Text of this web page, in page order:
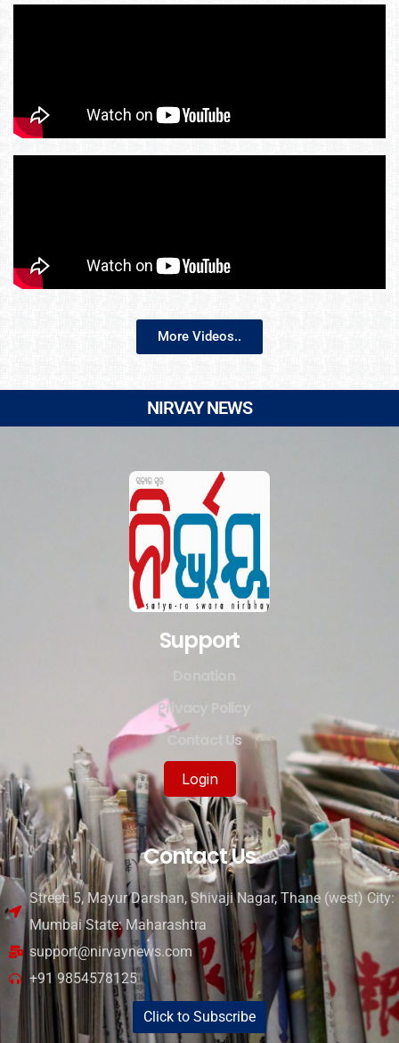
More Videos..
NIRVAY NEWS
Support
Privacy Policy
Contact Us
Login
Contact Us
Street: 5, Mayur Darshan, Shivaji Nagar, Thane (west) City:
Mumbai State: Maharashtra
support@nirvaynews.com
+91 9854578125
Click to Subscribe